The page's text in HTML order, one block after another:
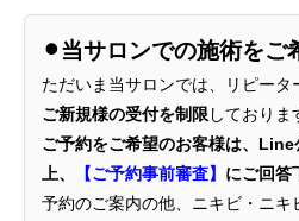
⚫︎当サロンでの施術をご
ただいま当サロンでは、リピータ
ご新規様の受付を制限 しておりま
ご予約をご希望のお客様は、
上、
【ご予約事前審査】 にご回答
予約のご案内の他、ニキビ・ニ